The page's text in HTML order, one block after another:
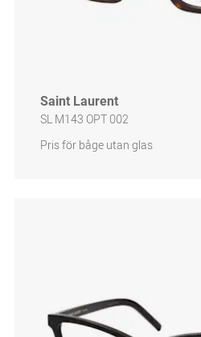
Saint Laurent
SL M143 OPT 002
Pris för båge utan glas